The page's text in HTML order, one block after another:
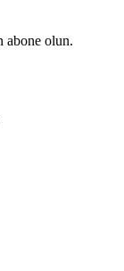
abone olun.